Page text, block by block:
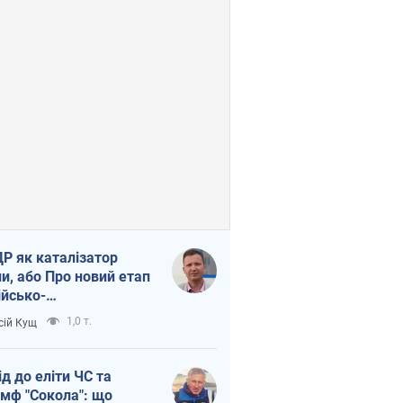
як каталізатор
або Про новий етап
Кущ 1,0 т.
до еліти ЧС та
"Сокола": що